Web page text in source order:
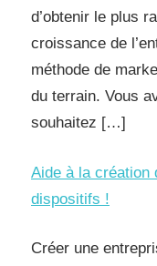
d’obtenir le plus
croissance de
méthode de
du terrain. Vous
souhaitez […]
Aide à la création
dispositifs !
Créer une